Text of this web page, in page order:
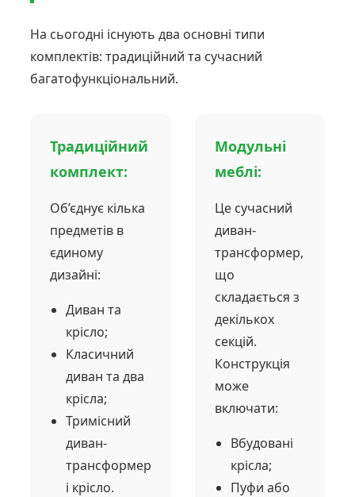
На сьогодні існують два основні типи
комплектів: традиційний та сучасний
багатофункціональний.
Традиційний
комплект:
Об’єднує кілька
предметів в
єдиному
дизайні:
Диван та
крісло;
Класичний
диван та два
крісла;
Тримісний
диван-
трансформер
і крісло.
Модульні
меблі:
Це сучасний
диван-
трансформер,
що
складається з
декількох
секцій.
Конструкція
може
включати:
Вбудовані
крісла;
Пуфи або